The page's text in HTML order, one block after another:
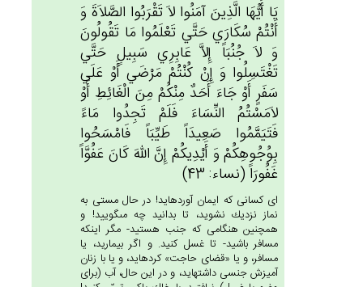
يَا أَيُّهَا الَّذِين‌َ آمَنُوا لاَ تَقْرَبُوا الصَّلاَة‌َ وَ
أَنْتُم‌ْ سُكَارَي‌ حَتَّي‌ تَعْلَمُوا مَا تَقُولُون‌َ
وَ لاَ جُنُبَاً إِلاَّ عَابِرِي‌ سَبِيل‌ٍ حَتَّي‌
تَغْتَسِلُوا وَ إِنْ‌ كُنْتُمْ‌ مَرْضَي‌ أَوْ عَلَي‌
سَفَرٍ أَوْ جَاءَ أَحَدٌ مِنْكُمْ‌ مِن‌َ الْغَائِط‌ِ أَوْ
لاَمَسْتُم‌ُ النِّسَاءَ فَلَم‌ْ تَجِدُوا مَاءً
فَتَيَمَّمُوا صَعِيدَاً طَيِّبَاً فَامْسَحُوا
بِوُجُوهِكُم‌ْ وَ أَيْدِيكُم‌ْ إِن‌َّ الله‌َ كَان‌َ عَفُوَّاً
غَفُورَاً (نساء: 43)
اى كسانى كه ايمان آورده‏ايد! در حال مستى به
نماز نزديك نشويد، تا بدانيد چه مى‏گوييد! و
همچنين هنگامى كه جنب هستيد- مگر اينكه
مسافر باشيد- تا غسل كنيد. و اگر بيماريد، يا
مسافر، و يا «قضاى حاجت» كرده‏ايد، و يا با زنان
آميزش جنسى داشته‏ايد، و در اين حال، آب (براى